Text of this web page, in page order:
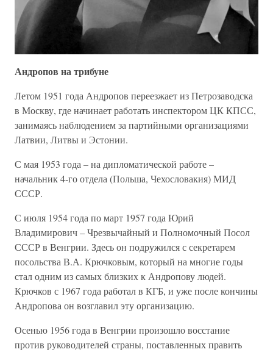
Андропов на трибуне
Летом 1951 года Андропов переезжает из Петрозаводска
в Москву, где начинает работать инспектором ЦК КПСС,
занимаясь наблюдением за партийными организациями
Латвии, Литвы и Эстонии.
С мая 1953 года – на дипломатической работе –
начальник 4-го отдела (Польша, Чехословакия) МИД
СССР.
С июля 1954 года по март 1957 года Юрий
Владимирович – Чрезвычайный и Полномочный Посол
СССР в Венгрии. Здесь он подружился с секретарем
посольства В.А. Крючковым, который на многие годы
стал одним из самых близких к Андропову людей.
Крючков с 1967 года работал в КГБ, и уже после кончины
Андропова он возглавил эту организацию.
Осенью 1956 года в Венгрии произошло восстание
против руководителей страны, поставленных править